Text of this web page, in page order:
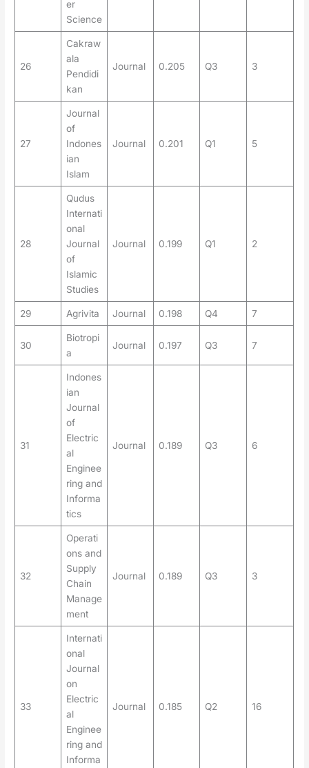
er
Science
26
Cakraw
ala
Pendidi
kan
Journal 0.205 Q3 3
27
Journal
of
Indones
ian
Islam
Journal 0.201 Q1 5
28
Qudus
Internati
onal
Journal
of
Islamic
Studies
Journal 0.199 Q1 2
29 Agrivita Journal 0.198 Q4 7
30
Biotropi
a
Journal 0.197 Q3 7
31
Indones
ian
Journal
of
Electric
al
Enginee
ring and
Informa
tics
Journal 0.189 Q3 6
32
Operati
ons and
Supply
Chain
Manage
ment
Journal 0.189 Q3 3
33
Internati
onal
Journal
on
Electric
al
Enginee
ring and
Informa
Journal 0.185 Q2 16